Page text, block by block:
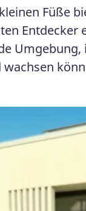
Füße
Entdecker
Umgebung,